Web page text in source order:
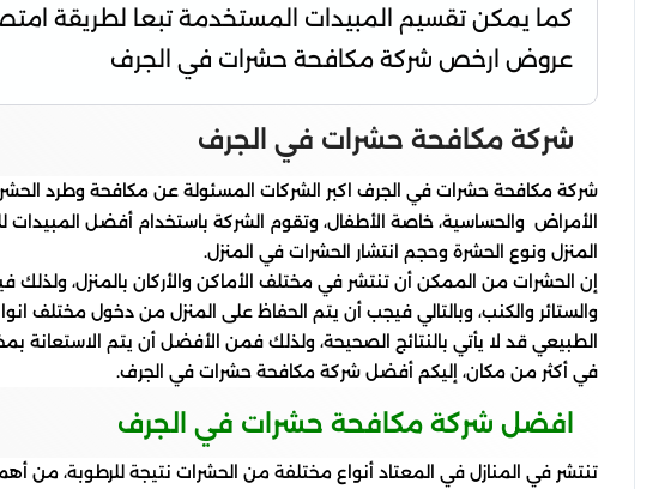
كما يمكن تقسيم المبيدات المستخدمة تبعا لطريقة
عروض ارخص شركة مكافحة حشرات في الجرف
شركة مكافحة حشرات في الجرف
شركة مكافحة حشرات في الجرف اكبر الشركات المسئولة عن مكافحة وطرد
الأمراض والحساسية، خاصة الأطفال، وتقوم الشركة باستخدام أفضل
المنزل ونوع الحشرة وحجم انتشار الحشرات في المنزل.
إن الحشرات من الممكن أن تنتشر في مختلف الأماكن والأركان بالمنزل،
والستائر والكنب، وبالتالي فيجب أن يتم الحفاظ على المنزل من دخول
الطبيعي قد لا يأتي بالنتائج الصحيحة، ولذلك فمن الأفضل أن يتم
في أكثر من مكان، إليكم أفضل شركة مكافحة حشرات في الجرف.
افضل شركة مكافحة حشرات في الجرف
تنتشر في المنازل في المعتاد أنواع مختلفة من الحشرات نتيجة للرطوبة،